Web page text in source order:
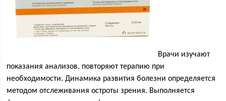
Врачи изучают
показания анализов, повторяют терапию при
необходимости. Динамика развития болезни определяется
методом отслеживания остроты зрения. Выполняется